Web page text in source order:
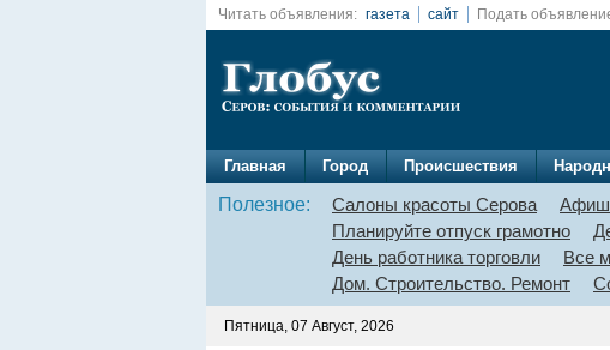
Читать объявления: газета сайт Подать
Главная Город Происшествия
Полезное: Салоны красоты Серова
Планируйте отпуск грамотно
День работника торговли
Все
Дом. Строительство. Ремонт
Пятница, 07 Август, 2026